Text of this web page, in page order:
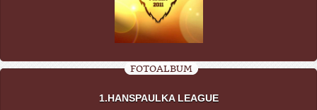
FOTOALBUM
1.HANSPAULKA LEAGUE